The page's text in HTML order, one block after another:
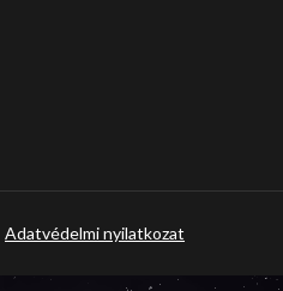
Adatvédelmi nyilatkozat